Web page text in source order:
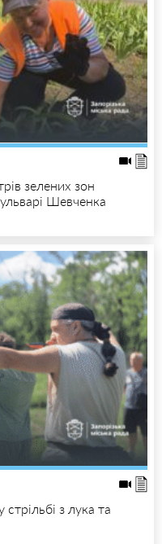
зелених зон
Шевченка
стрільбі з лука та